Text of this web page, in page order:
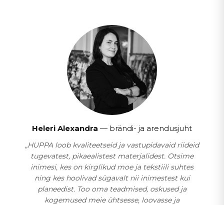
Heleri Alexandra — brändi- ja arendusjuht
„HUPPA loob kvaliteetseid ja vastupidavaid riideid
tugevatest, pikaealistest materjalidest. Otsime
inimesi, kes on kirglikud moe ja tekstiili suhtes
ning kes hoolivad sügavalt nii inimestest kui
planeedist. Too oma teadmised, oskused ja
kogemused meie ühtsesse, loovasse ja